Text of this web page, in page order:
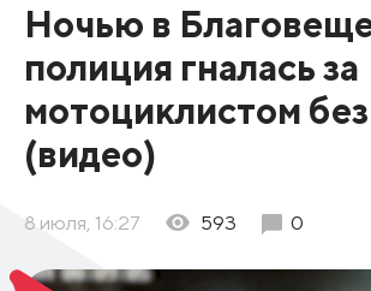
Ночью в
полиция гналась за
мотоциклистом
(видео)
8 июля, 16:27 593 0